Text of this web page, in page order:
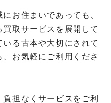
お住まいであっても、
取サービスを展開して
る古本や大切にされて
お気軽にご利用くださ
担なくサービスをご利